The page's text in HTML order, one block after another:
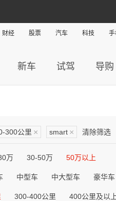
财经 股票 汽车 科技 手
新车 试驾 导购
300公里 × smart × 清除筛选
万 30-50万 50万以上
中型车 中大型车 豪华车
300-400公里 400公里及以